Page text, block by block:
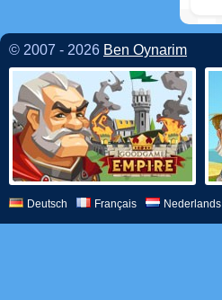
© 2007 - 2026 Ben Oynarim
Deutsch Français Nederlands